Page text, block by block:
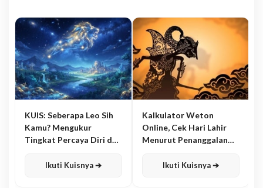
KUIS: Seberapa Leo Sih
Kamu? Mengukur
Tingkat Percaya Diri dan
Ikuti Kuisnya ➔
Kalkulator Weton
Online, Cek Hari Lahir
Menurut Penanggalan
Ikuti Kuisnya ➔